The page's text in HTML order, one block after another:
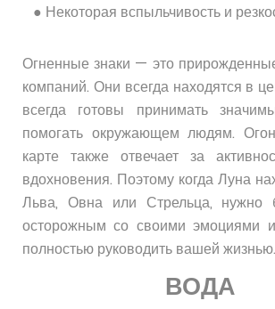
● Некоторая вспыльчивость и
Огненные знаки — это
компаний. Они всегда находятся в
всегда готовы принимать
помогать окружающем людям.
карте также отвечает за
вдохновения. Поэтому когда Луна
Льва, Овна или Стрельца, нужно
осторожным со своими эмоциями
полностью руководить вашей жизнью.
ВОДА